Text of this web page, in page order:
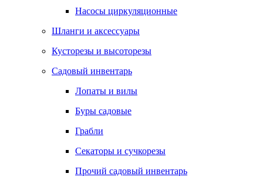
Насосы циркуляционные
Шланги и аксессуары
Кусторезы и высоторезы
Садовый инвентарь
Лопаты и вилы
Буры садовые
Грабли
Секаторы и сучкорезы
Прочий садовый инвентарь